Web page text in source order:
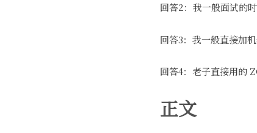
回答2：我一般面试的时
回答3：我一般直接加机
回答4：老子直接用的
正文